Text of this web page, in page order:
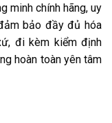
minh chính hãng, uy
bảo đầy đủ hóa
đi kèm kiểm định
hoàn toàn yên tâm